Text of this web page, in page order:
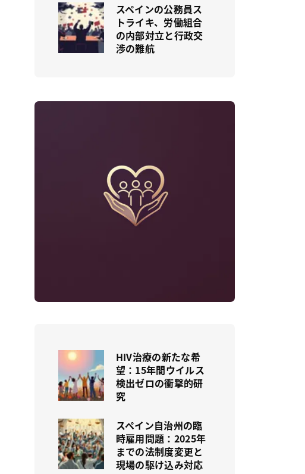
スペインの公務員ス
トライキ、労働組合
の内部対立と行政交
渉の難航
HIV治療の新たな希
望：15年間ウイルス
検出ゼロの衝撃的研
究
スペイン自治州の臨
時雇用問題：2025年
までの法制度変更と
現場の駆け込み対応